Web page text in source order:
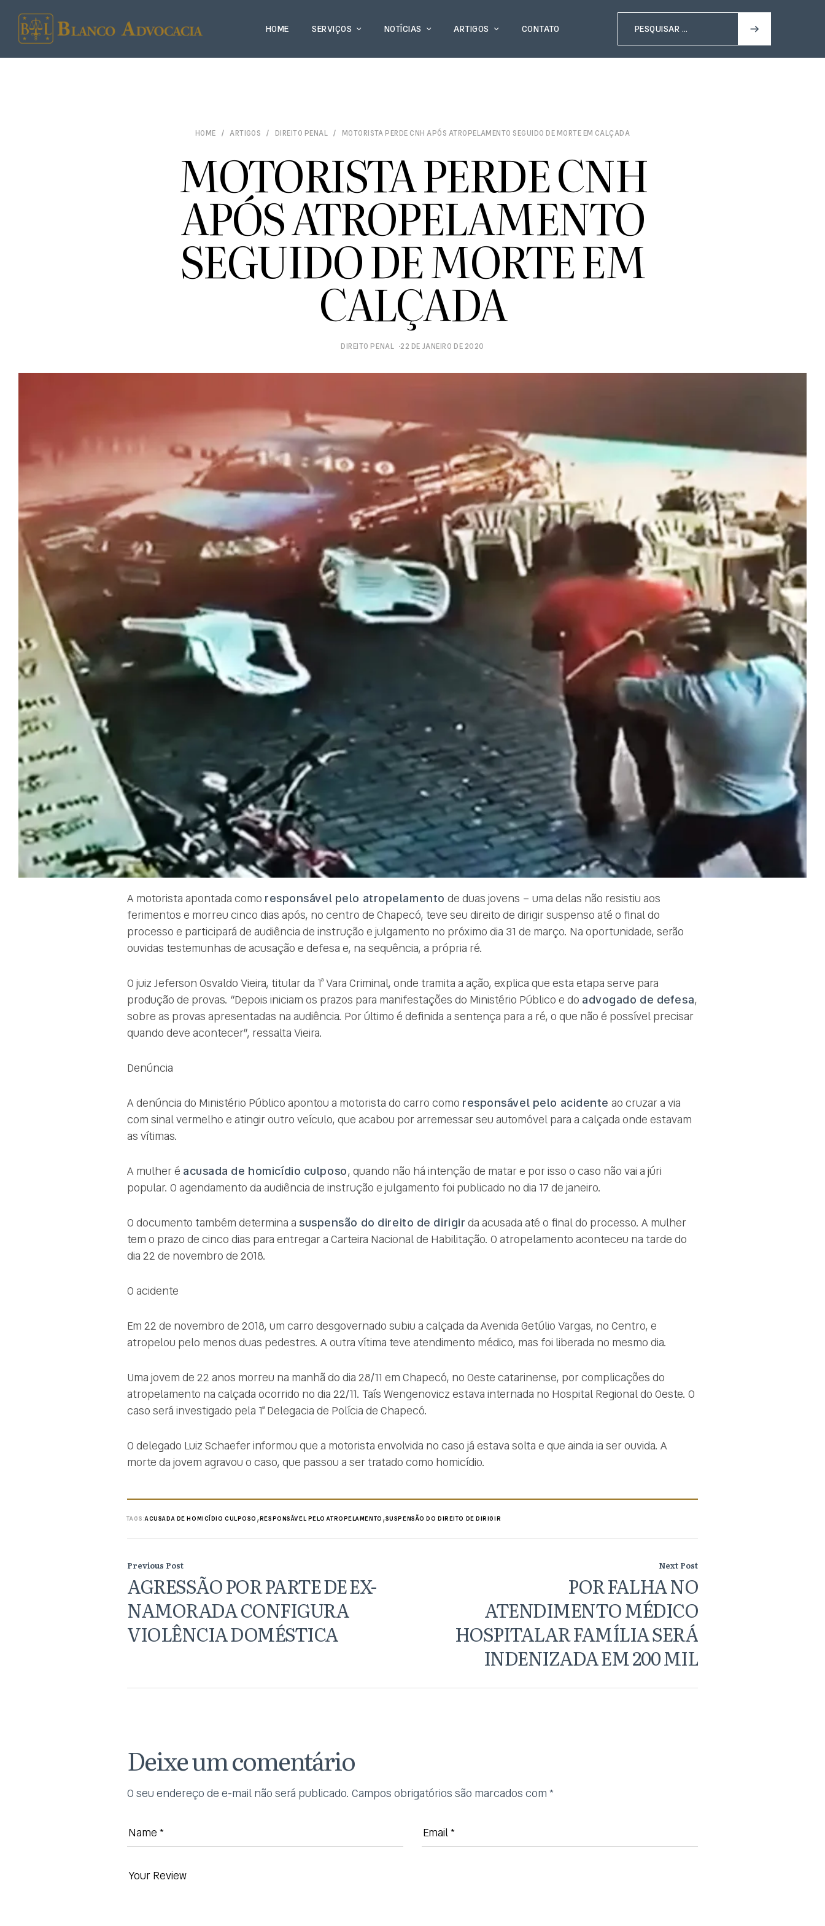
HOME SERVIÇOS NOTÍCIAS ARTIGOS CONTATO
HOME ARTIGOS DIREITO PENAL MOTORISTA PERDE CNH APÓS ATROPELAMENTO SEGUIDO DE MORTE EM CALÇADA
MOTORISTA PERDE CNH
APÓS ATROPELAMENTO
SEGUIDO DE MORTE EM
CALÇADA
DIREITO PENAL 22 DE JANEIRO DE 2020
A motorista apontada como responsável pelo atropelamento de duas jovens – uma delas não resistiu aos
ferimentos e morreu cinco dias após, no centro de Chapecó, teve seu direito de dirigir suspenso até o final do
processo e participará de audiência de instrução e julgamento no próximo dia 31 de março. Na oportunidade, serão
ouvidas testemunhas de acusação e defesa e, na sequência, a própria ré.
O juiz Jeferson Osvaldo Vieira, titular da 1ª Vara Criminal, onde tramita a ação, explica que esta etapa serve para
produção de provas. “Depois iniciam os prazos para manifestações do Ministério Público e do advogado de defesa,
sobre as provas apresentadas na audiência. Por último é definida a sentença para a ré, o que não é possível precisar
quando deve acontecer”, ressalta Vieira.
Denúncia
A denúncia do Ministério Público apontou a motorista do carro como responsável pelo acidente ao cruzar a via
com sinal vermelho e atingir outro veículo, que acabou por arremessar seu automóvel para a calçada onde estavam
as vítimas.
A mulher é acusada de homicídio culposo, quando não há intenção de matar e por isso o caso não vai a júri
popular. O agendamento da audiência de instrução e julgamento foi publicado no dia 17 de janeiro.
O documento também determina asuspensão do direito de dirigirda acusada até o final do processo. A mulher
tem o prazo de cinco dias para entregar a Carteira Nacional de Habilitação. O atropelamento aconteceu na tarde do
dia 22 de novembro de 2018.
O acidente
Em 22 de novembro de 2018, um carro desgovernado subiu a calçada da Avenida Getúlio Vargas, no Centro, e
atropelou pelo menos duas pedestres. A outra vítima teve atendimento médico, mas foi liberada no mesmo dia.
Uma jovem de 22 anos morreu na manhã do dia 28/11 em Chapecó, no Oeste catarinense, por complicações do
atropelamento na calçada ocorrido no dia 22/11. Taís Wengenovicz estava internada no Hospital Regional do Oeste. O
caso será investigado pela 1ª Delegacia de Polícia de Chapecó.
O delegado Luiz Schaefer informou que a motorista envolvida no caso já estava solta e que ainda ia ser ouvida. A
morte da jovem agravou o caso, que passou a ser tratado como homicídio.
TAGS:ACUSADA DE HOMICÍDIO CULPOSO ,RESPONSÁVEL PELO ATROPELAMENTO ,SUSPENSÃO DO DIREITO DE DIRIGIR
Previous Post
AGRESSÃO POR PARTE DE EX-
NAMORADA CONFIGURA
VIOLÊNCIA DOMÉSTICA
Next Post
POR FALHA NO
ATENDIMENTO MÉDICO
HOSPITALAR FAMÍLIA SERÁ
INDENIZADA EM 200 MIL
Deixe um comentário
O seu endereço de e-mail não será publicado. Campos obrigatórios são marcados com *